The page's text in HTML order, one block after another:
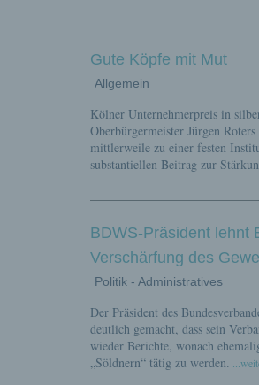
Gute Köpfe mit Mut
Allgemein
Kölner Unternehmerpreis in
Oberbürgermeister Jürgen
mittlerweile zu einer festen
substantiellen Beitrag zur
BDWS-Präsident lehnt
Verschärfung des
Politik - Administratives
Der Präsident des
deutlich gemacht, dass sein
wieder Berichte, wonach
„Söldnern“ tätig zu werden.